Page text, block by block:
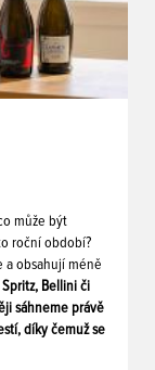
může být
roční období?
a obsahují méně
Bellini či
sáhneme právě
díky čemuž se